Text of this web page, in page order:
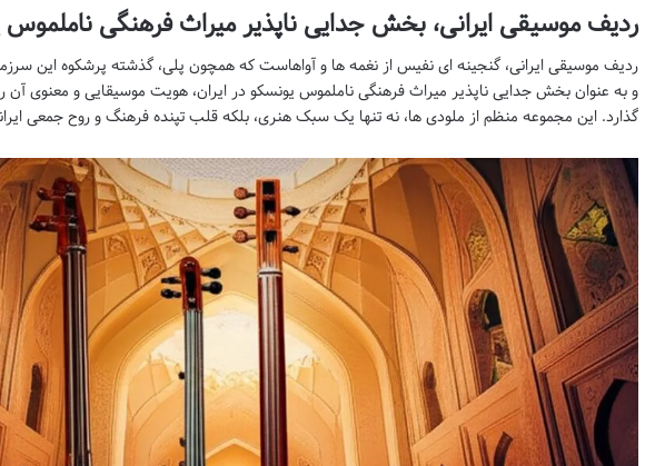
ردیف موسیقی ایرانی، بخش جدایی ناپذیر میراث فرهنگی ناملموس
ردیف موسیقی ایرانی، گنجینه ای نفیس از نغمه ها و آواهاست که همچون پلی، گذشته پرشکوه این
و به عنوان بخش جدایی ناپذیر میراث فرهنگی ناملموس یونسکو در ایران، هویت موسیقایی و معنوی
گذارد. این مجموعه منظم از ملودی ها، نه تنها یک سبک هنری، بلکه قلب تپنده فرهنگ و روح جمعی